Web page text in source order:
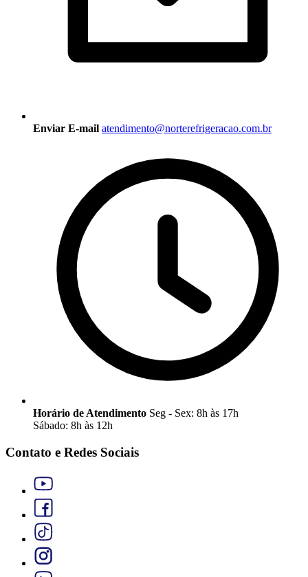
Enviar E-mail atendimento@norterefrigeracao.com.br
Horário de Atendimento Seg - Sex: 8h às 17h
Sábado: 8h às 12h
Contato e Redes Sociais